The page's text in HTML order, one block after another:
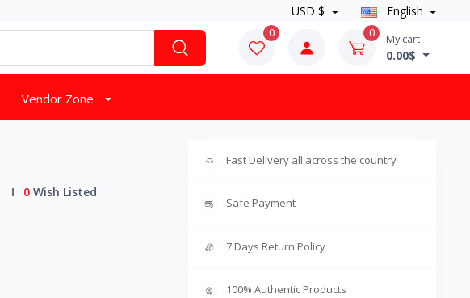
USD $ English
0 0 My cart
0.00$
Vendor Zone
0Wish Listed
Fast Delivery all across the country
Safe Payment
7 Days Return Policy
100% Authentic Products